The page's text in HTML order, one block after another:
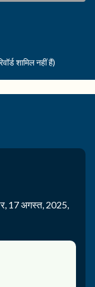
शामिल नहीं हैं)
17 अगस्त, 2025,